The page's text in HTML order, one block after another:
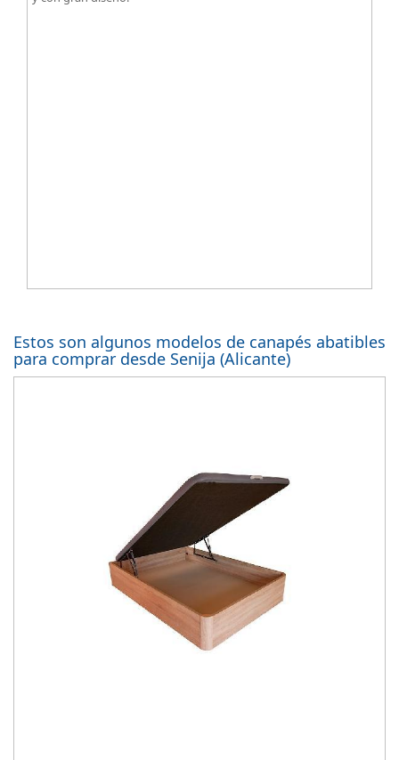
Estos son algunos modelos de canapés abatibles
para comprar desde Senija (Alicante)